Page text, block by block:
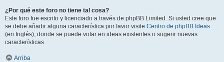
¿Por qué este foro no tiene tal cosa?
Este foro fue escrito y licenciado a través de phpBB Limited. Si usted cree que
se debe añadir alguna característica por favor visite Centro de phpBB Ideas
(en Inglés), donde se puede votar en ideas existentes o sugerir nuevas
características.
Arriba